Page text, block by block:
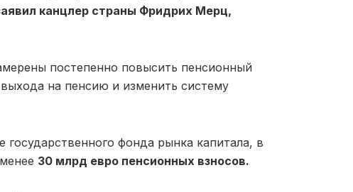
канцлер страны Фридрих Мерц,
постепенно повысить пенсионный
на пенсию и изменить систему
фонда рынка капитала, в
30 млрд евро пенсионных взносов.